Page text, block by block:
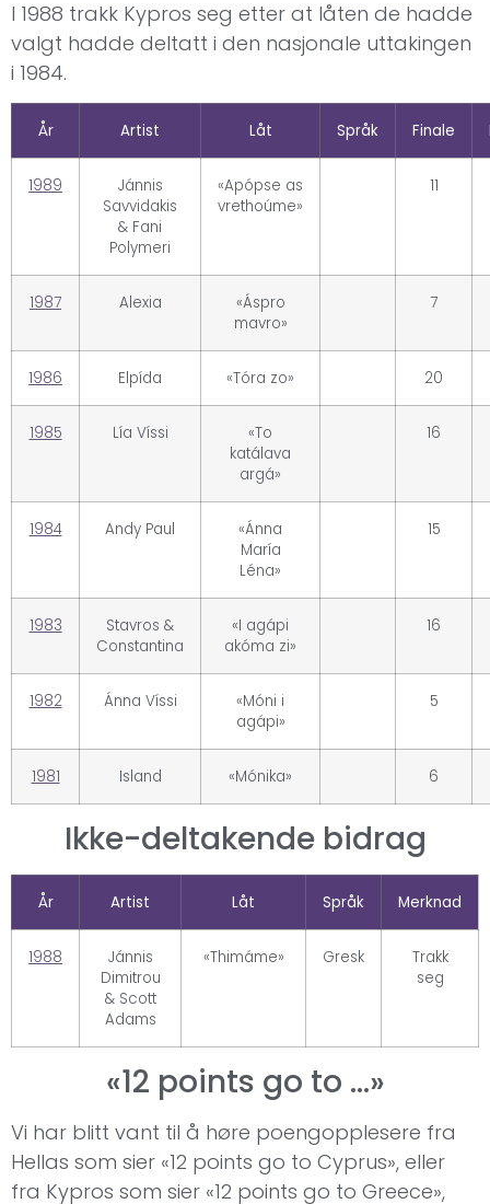
I 1988 trakk Kypros seg etter at låten de hadde
valgt hadde deltatt i den nasjonale uttakingen
i 1984.
År Artist Låt Språk Finale
1989
Jánnis
Savvidakis
& Fani
Polymeri
«Apópse as
vrethoúme»
11
1987 Alexia
«Áspro
mavro»
7
1986 Elpída «Tóra zo» 20
1985 Lía Víssi
«To
katálava
argá»
16
1984 Andy Paul
«Ánna
María
Léna»
15
1983
Stavros &
Constantina
«I agápi
akóma zi»
16
1982 Ánna Víssi
«Móni i
agápi»
5
1981 Island «Mónika» 6
Ikke-deltakende bidrag
År Artist Låt Språk Merknad
1988
Jánnis
Dimitrou
& Scott
Adams
«Thimáme» Gresk
Trakk
seg
«12 points go to …»
Vi har blitt vant til å høre poengopplesere fra
Hellas som sier «12 points go to Cyprus», eller
fra Kypros som sier «12 points go to Greece»,